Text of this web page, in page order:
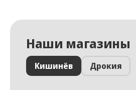
Наши магазины
Кишинёв Дрокия